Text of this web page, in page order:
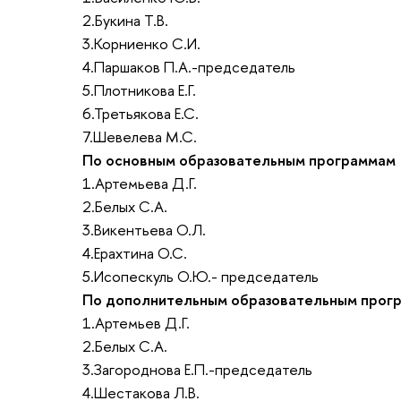
2.Букина Т.В.
3.Корниенко С.И.
4.Паршаков П.А.-председатель
5.Плотникова Е.Г.
6.Третьякова Е.С.
7.Шевелева М.С.
По основным образовательным программам
1.Артемьева Д.Г.
2.Белых С.А.
3.Викентьева О.Л.
4.Ерахтина О.С.
5.Исопескуль О.Ю.- председатель
По дополнительным образовательным
1.Артемьев Д.Г.
2.Белых С.А.
3.Загороднова Е.П.-председатель
4.Шестакова Л.В.